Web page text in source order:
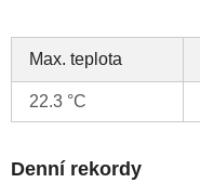
Max. teplota
22.3 °C
Denní rekordy